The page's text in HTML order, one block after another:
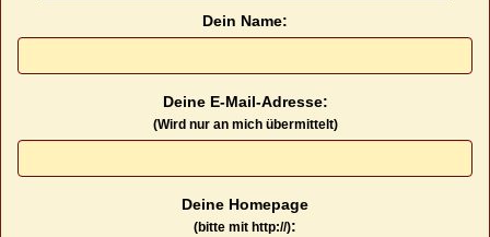
Dein Name:
Deine E-Mail-Adresse:
(Wird nur an mich übermittelt)
Deine Homepage
(bitte mit http://):